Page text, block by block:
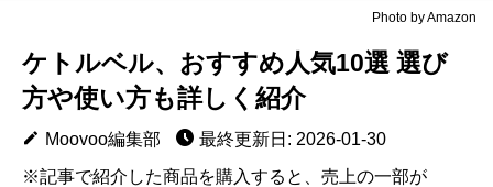
Photo by Amazon
ケトルベル、おすすめ人気10選 選び
方や使い方も詳しく紹介
Moovoo編集部
最終更新日: 2026-01-30
※記事で紹介した商品を購入すると、売上の一部が